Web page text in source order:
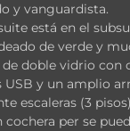
y vanguardista.
está en el
de verde y
doble vidrio con
y un amplio
escaleras (3 pisos)
per se